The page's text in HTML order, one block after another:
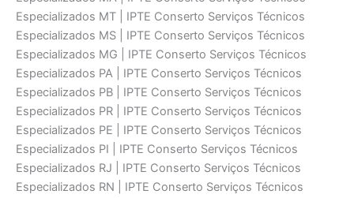
Especializados MT | IPTE Conserto Serviços Técnicos
Especializados MS | IPTE Conserto Serviços Técnicos
Especializados MG | IPTE Conserto Serviços Técnicos
Especializados PA | IPTE Conserto Serviços Técnicos
Especializados PB | IPTE Conserto Serviços Técnicos
Especializados PR | IPTE Conserto Serviços Técnicos
Especializados PE | IPTE Conserto Serviços Técnicos
Especializados PI | IPTE Conserto Serviços Técnicos
Especializados RJ | IPTE Conserto Serviços Técnicos
Especializados RN | IPTE Conserto Serviços Técnicos